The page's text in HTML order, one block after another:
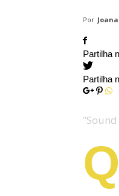
Por
Partilha
Partilha
Q